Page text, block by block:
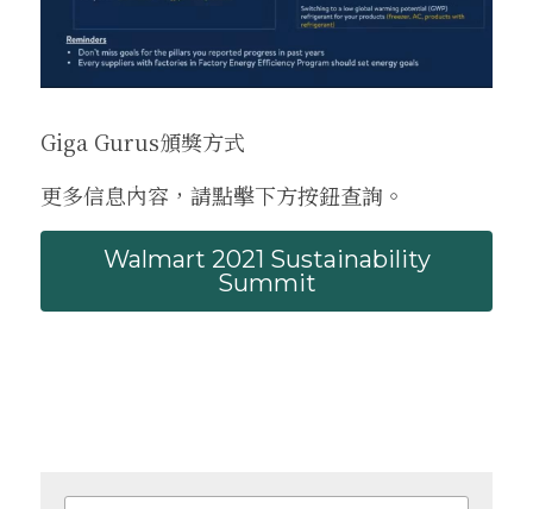
Giga Gurus頒獎方式
更多信息內容，請點擊下方按鈕查詢。
Walmart 2021 Sustainability
Summit